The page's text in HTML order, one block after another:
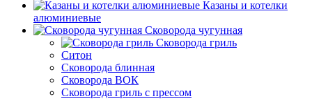
Казаны и котелки
алюминиевые
Сковорода чугунная
Сковорода гриль
Ситон
Сковорода блинная
Сковорода ВОК
Сковорода гриль с прессом